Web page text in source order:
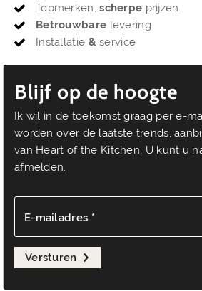
Topmerken,scherpe prijzen
Betrouwbare levering
Installatie & service
Blijf op de hoogte
Ik wil in de toekomst graag per e-
worden over de laatste trends,
van Heart of the Kitchen. U kunt u
afmelden.
E-mailadres *
Versturen